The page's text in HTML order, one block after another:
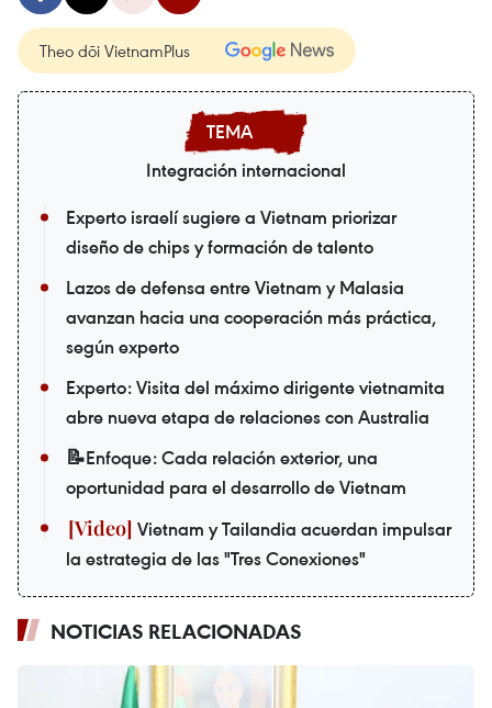
Theo dõi VietnamPlus
Integración internacional
Experto israelí sugiere a Vietnam priorizar
diseño de chips y formación de talento
Lazos de defensa entre Vietnam y Malasia
avanzan hacia una cooperación más práctica,
según experto
Experto: Visita del máximo dirigente vietnamita
abre nueva etapa de relaciones con Australia
📝Enfoque: Cada relación exterior, una
oportunidad para el desarrollo de Vietnam
Vietnam y Tailandia acuerdan impulsar
la estrategia de las "Tres Conexiones"
NOTICIAS RELACIONADAS